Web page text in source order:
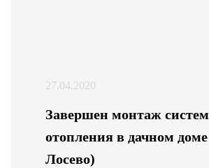
27.04.2020
Завершен монтаж
отопления в дачном
Лосево)